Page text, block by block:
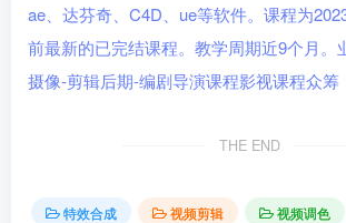
THE END
特效合成 视频剪辑 视频调色